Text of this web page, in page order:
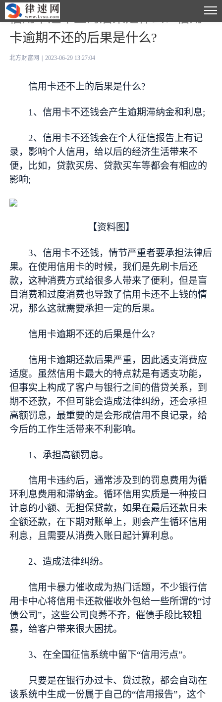
信用卡还不上的后果是什么？信用
卡逾期不还的后果是什么?
北方财富网 2023-06-29 13:27:04
信用卡还不上的后果是什么?
1、信用卡不还钱会产生逾期滞纳金和利息;
2、信用卡不还钱会在个人征信报告上有记
录，影响个人信用，给以后的经济生活带来不
便，比如，贷款买房、贷款买车等都会有相应的
影响;
【资料图】
3、信用卡不还钱，情节严重者要承担法律后
果。在使用信用卡的时候，我们是先刷卡后还
款，这种消费方式给很多人带来了便利，但是盲
目消费和过度消费也导致了信用卡还不上钱的情
况，那么这就需要承担一定的后果。
信用卡逾期不还的后果是什么?
信用卡逾期还款后果严重，因此透支消费应
适度。虽然信用卡最大的特点就是有透支功能，
但事实上构成了客户与银行之间的借贷关系，到
期不还款，不但可能会造成法律纠纷，还会承担
高额罚息，最重要的是会形成信用不良记录，给
今后的工作生活带来不利影响。
1、承担高额罚息。
信用卡违约后，通常涉及到的罚息费用为循
环利息费用和滞纳金。循环信用实质是一种按日
计息的小额、无担保贷款，如果在最后还款日未
全额还款，在下期对账单上，则会产生循环信用
利息，且需要从消费入账日起计算利息。
2、造成法律纠纷。
信用卡暴力催收成为热门话题，不少银行信
用卡中心将信用卡还款催收外包给一些所谓的“讨
债公司”，这些公司良莠不齐，催债手段比较粗
暴，给客户带来很大困扰。
3、在全国征信系统中留下“信用污点”。
只要是在银行办过卡、贷过款，都会自动在
该系统中生成一份属于自己的“信用报告”，这个